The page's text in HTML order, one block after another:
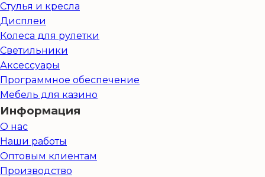
Стулья и кресла
Дисплеи
Колеса для рулетки
Светильники
Аксессуары
Программное обеспечение
Мебель для казино
Информация
О нас
Наши работы
Оптовым клиентам
Производство